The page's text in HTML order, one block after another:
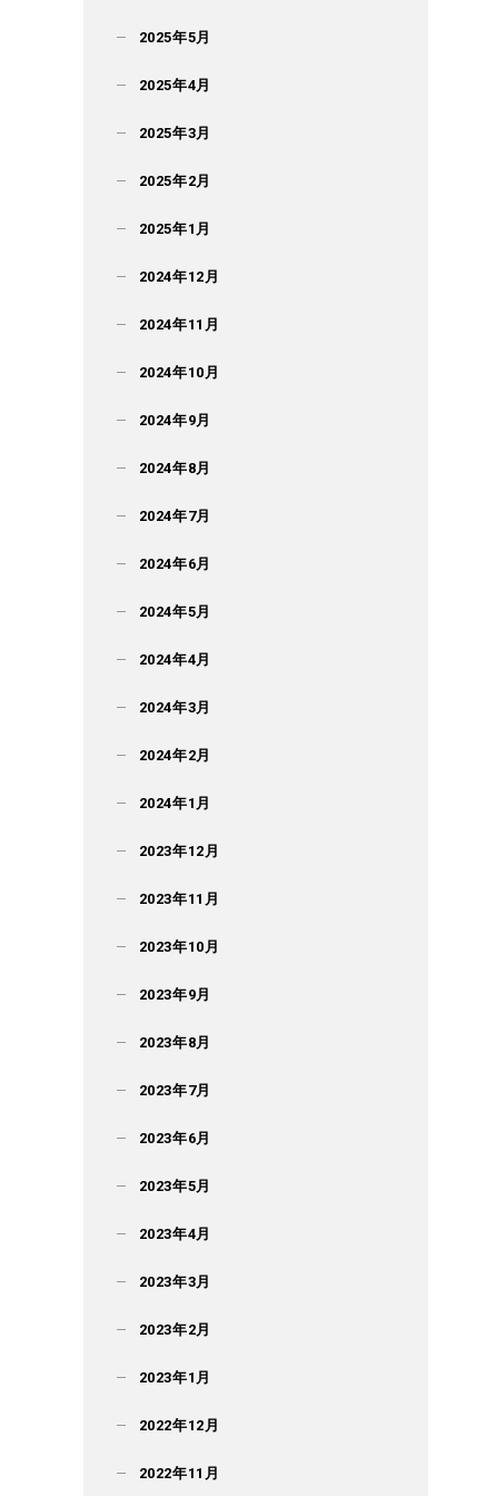
2025年5月
2025年4月
2025年3月
2025年2月
2025年1月
2024年12月
2024年11月
2024年10月
2024年9月
2024年8月
2024年7月
2024年6月
2024年5月
2024年4月
2024年3月
2024年2月
2024年1月
2023年12月
2023年11月
2023年10月
2023年9月
2023年8月
2023年7月
2023年6月
2023年5月
2023年4月
2023年3月
2023年2月
2023年1月
2022年12月
2022年11月